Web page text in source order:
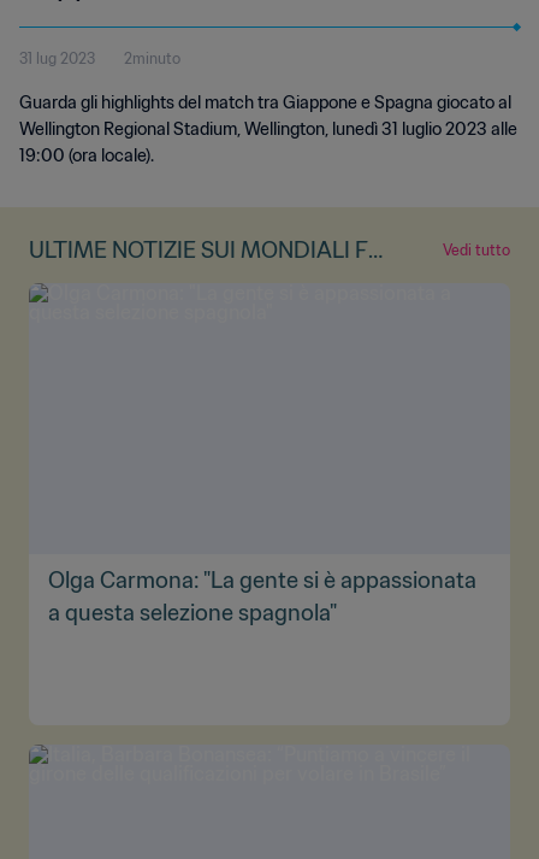
Australia & Nuova Zelanda 2023 |
Highlights
31 lug 2023 2minuto
Guarda gli highlights del match tra Giappone e Spagna giocato al
Wellington Regional Stadium, Wellington, lunedì 31 luglio 2023 alle
19:00 (ora locale).
ULTIME NOTIZIE SUI MONDIALI FE
MMINILI
Vedi tutto
Olga Carmona: "La gente si è appassionata
a questa selezione spagnola"